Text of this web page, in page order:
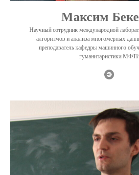
Максим
Научный сотрудник международной
алгоритмов и анализа многомерных
преподаватель кафедры машинного
гуманитаристики